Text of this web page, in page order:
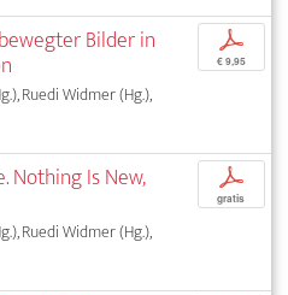
Bilder in
Ruedi Widmer (Hg.),
p
€ 9,95
Nothing Is New,
Ruedi Widmer (Hg.),
p
gratis